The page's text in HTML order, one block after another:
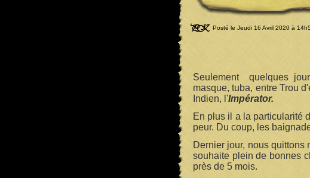
Posté le Jeudi 16 Avril 2020 à
Seulement quelques
masque, tuba, entre Trou
Indien, l'Impérator.
En plus il a la particularité
peur. Du coup, les
Dernier jour, nous
souhaite plein de bonnes
près de 5 mois.